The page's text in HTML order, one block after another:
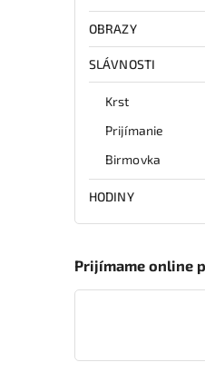
OBRAZY
SLÁVNOSTI
Krst
Prijímanie
Birmovka
HODINY
Prijímame online